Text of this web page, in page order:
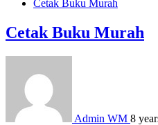
Cetak Buku Murah
Cetak Buku Murah
Admin WM 8